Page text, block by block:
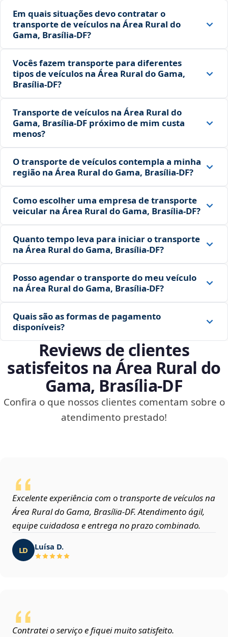
Em quais situações devo contratar o
transporte de veículos na Área Rural do
Gama, Brasília‑DF?
Vocês fazem transporte para diferentes
tipos de veículos na Área Rural do Gama,
Brasília‑DF?
Transporte de veículos na Área Rural do
Gama, Brasília‑DF próximo de mim custa
menos?
O transporte de veículos contempla a minha
região na Área Rural do Gama, Brasília‑DF?
Como escolher uma empresa de transporte
veicular na Área Rural do Gama, Brasília‑DF?
Quanto tempo leva para iniciar o transporte
na Área Rural do Gama, Brasília‑DF?
Posso agendar o transporte do meu veículo
na Área Rural do Gama, Brasília‑DF?
Quais são as formas de pagamento
disponíveis?
Reviews de clientes
satisfeitos na Área Rural do
Gama, Brasília‑DF
Confira o que nossos clientes comentam sobre o
atendimento prestado!
Excelente experiência com o transporte de veículos na
Área Rural do Gama, Brasília‑DF. Atendimento ágil,
equipe cuidadosa e entrega no prazo combinado.
LD Luísa D.
Contratei o serviço e fiquei muito satisfeito.